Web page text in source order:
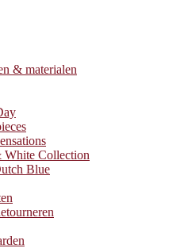
& materialen
White Collection
Blue